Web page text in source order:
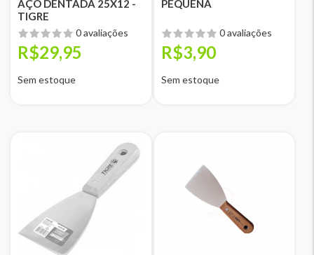
AÇO DENTADA 25X12 -
TIGRE
0 avaliações
R$29,95
Sem estoque
PEQUENA
0 avaliações
R$3,90
Sem estoque